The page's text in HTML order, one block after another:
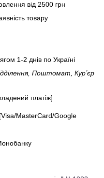
від 2500 грн
товару
1-2 днів по Україні
Поштомат, Курʼєр
платіж]
MasterCard/Google